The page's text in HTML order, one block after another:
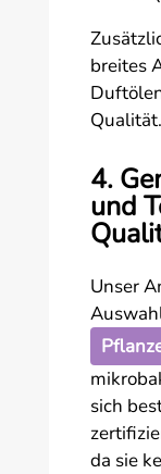
breites
Qualität.
4.
und
Unser
sich
da sie